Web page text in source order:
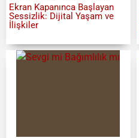
Ekran Kapanınca Başlayan
Sessizlik: Dijital Yaşam ve
İlişkiler